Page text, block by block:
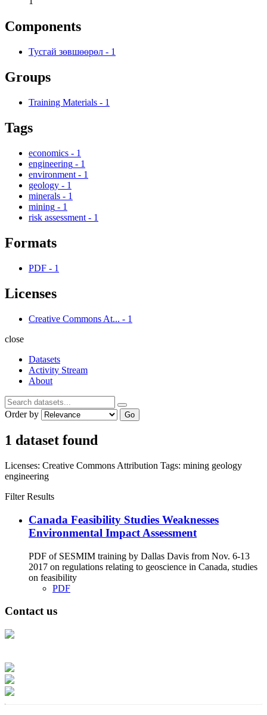
Components
Тусгай зөвшөөрөл - 1
Groups
Training Materials - 1
Tags
economics - 1
engineering - 1
environment - 1
geology - 1
minerals - 1
mining - 1
risk assessment - 1
Formats
PDF - 1
Licenses
Creative Commons At... - 1
close
Datasets
Activity Stream
About
Order by Go
1 dataset found
Licenses: Creative Commons Attribution Tags: mining geology
engineering
Filter Results
Canada Feasibility Studies Weaknesses
Environmental Impact Assessment
PDF of SESMIM training by Dallas Davis from Nov. 6-13
2017 on regulations relating to geoscience in Canada, studies
on feasibility
PDF
Contact us